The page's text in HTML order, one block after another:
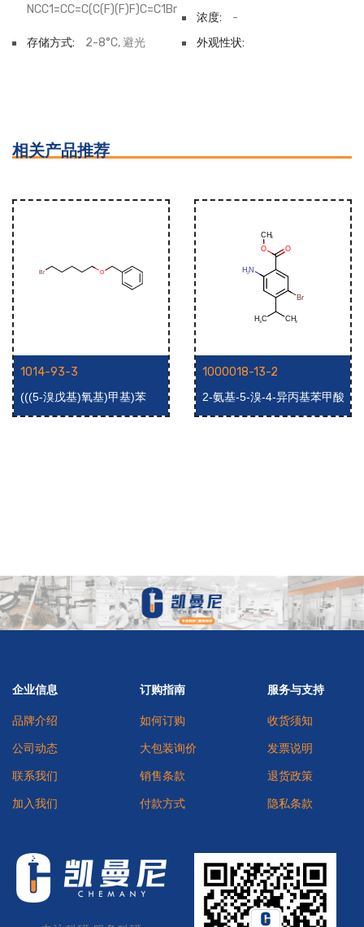
NCC1=CC=C(C(F)(F)F)C=C1Br
浓度:
-
存储方式:
2-8°C, 避光 外观性状:
相关产品推荐
1014-93-3
(((5-溴戊基)氧基)甲基)苯
1000018-13-2
2-氨基-5-溴-4-异丙基苯甲酸
甲酯
企业信息
品牌介绍
公司动态
联系我们
加入我们
订购指南
如何订购
大包装询价
销售条款
付款方式
服务与支持
收货须知
发票说明
退货政策
隐私条款